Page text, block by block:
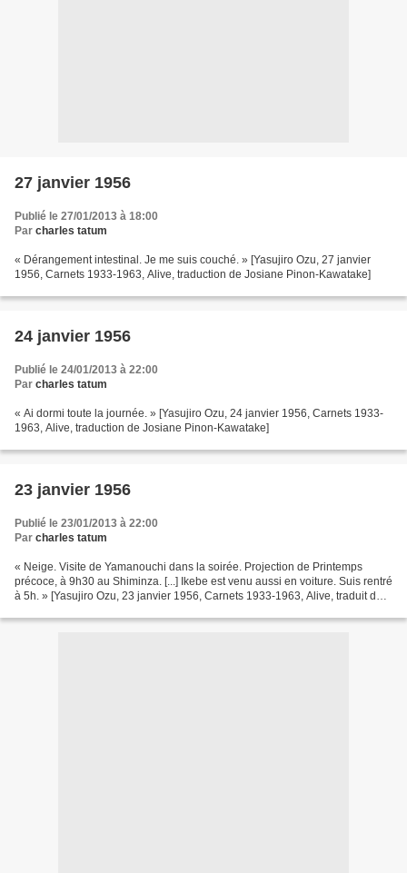
27 janvier 1956
Publié le 27/01/2013 à 18:00
Par charles tatum
« Dérangement intestinal. Je me suis couché. » [Yasujiro Ozu, 27 janvier
1956, Carnets 1933-1963, Alive, traduction de Josiane Pinon-Kawatake]
24 janvier 1956
Publié le 24/01/2013 à 22:00
Par charles tatum
« Ai dormi toute la journée. » [Yasujiro Ozu, 24 janvier 1956, Carnets 1933-
1963, Alive, traduction de Josiane Pinon-Kawatake]
23 janvier 1956
Publié le 23/01/2013 à 22:00
Par charles tatum
« Neige. Visite de Yamanouchi dans la soirée. Projection de Printemps
précoce, à 9h30 au Shiminza. [...] Ikebe est venu aussi en voiture. Suis rentré
à 5h. » [Yasujiro Ozu, 23 janvier 1956, Carnets 1933-1963, Alive, traduit du